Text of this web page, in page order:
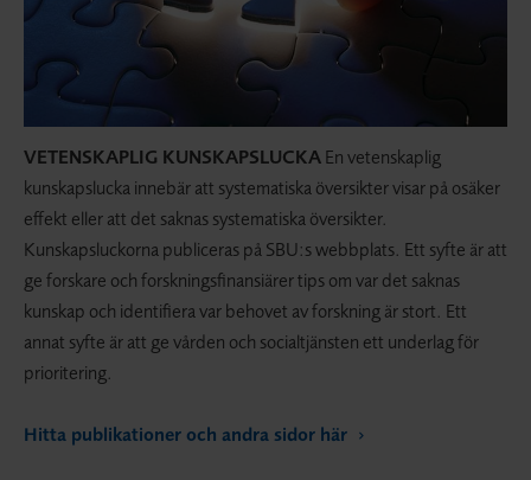
VETENSKAPLIG KUNSKAPSLUCKAEn vetenskaplig
kunskapslucka innebär att systematiska översikter visar på osäker
effekt eller att det saknas systematiska översikter.
Kunskapsluckorna publiceras på SBU:s webbplats. Ett syfte är att
ge forskare och forskningsfinansiärer tips om var det saknas
kunskap och identifiera var behovet av forskning är stort. Ett
annat syfte är att ge vården och socialtjänsten ett underlag för
prioritering.
Hitta publikationer och andra sidor här